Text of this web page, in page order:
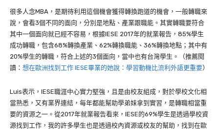
很多人念MBA，是期待利用這個機會獲得轉換跑道的機會，一般轉職來
說，會看3個不同的面向，分別是地點、產業跟職能。其實轉職要符合
其中一個面向就已經不容易，根據IESE 2017年的就業報告，85%學生
成功轉職，包含68%轉換產業、62%轉換職能、36%轉換地點；其中有
20%學生的轉職，符合上述的3個面向，當中也有台灣學生。（推薦閱
讀： 想在歐洲找到工作 IESE畢業的她說：學習動機比流利外語更重要）
Luis表示， IESE職涯中心實力堅強，且是由校友組成，對於學校文化相
當熟悉，又有業界連結，每年都能幫助學弟妹拿到實習，是轉職相當重
要的資源之一。從2017年就業報告看來， IESE的69%學生是透過學校資
源找到工作，我的許多學生也是透過校內資源或校友的幫助，找到在歐